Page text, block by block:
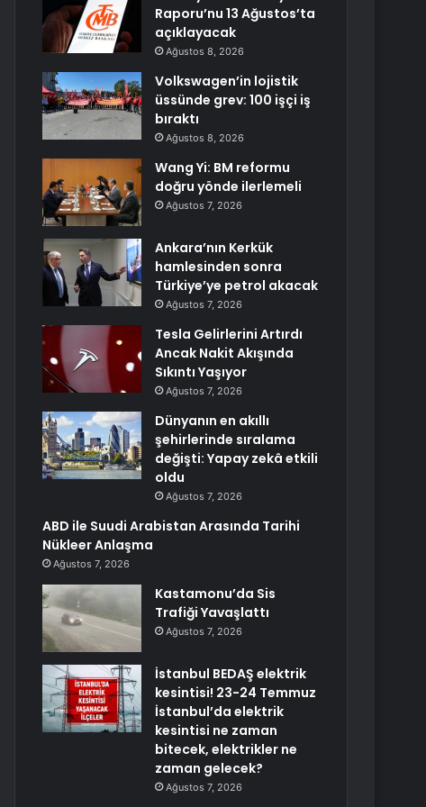
Raporu’nu 13 Ağustos’ta
açıklayacak
Ağustos 8, 2026
Volkswagen’in lojistik
üssünde grev: 100 işçi iş
bıraktı
Ağustos 8, 2026
Wang Yi: BM reformu
doğru yönde ilerlemeli
Ağustos 7, 2026
Ankara’nın Kerkük
hamlesinden sonra
Türkiye’ye petrol akacak
Ağustos 7, 2026
Tesla Gelirlerini Artırdı
Ancak Nakit Akışında
Sıkıntı Yaşıyor
Ağustos 7, 2026
Dünyanın en akıllı
şehirlerinde sıralama
değişti: Yapay zekâ etkili
oldu
Ağustos 7, 2026
ABD ile Suudi Arabistan Arasında Tarihi
Nükleer Anlaşma
Ağustos 7, 2026
Kastamonu’da Sis
Trafiği Yavaşlattı
Ağustos 7, 2026
İstanbul BEDAŞ elektrik
kesintisi! 23-24 Temmuz
İstanbul’da elektrik
kesintisi ne zaman
bitecek, elektrikler ne
zaman gelecek?
Ağustos 7, 2026